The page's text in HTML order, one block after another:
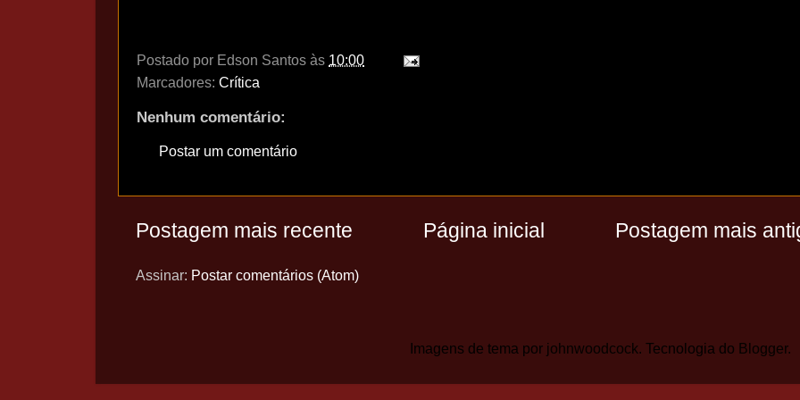
Postado por Edson Santos às 10:00
Marcadores: Crítica
Nenhum comentário:
Postar um comentário
Postagem mais recente Postagem mais
Página inicial
Assinar: Postar comentários (Atom)
Imagens de tema por johnwoodcock. Tecnologia do Blogger.